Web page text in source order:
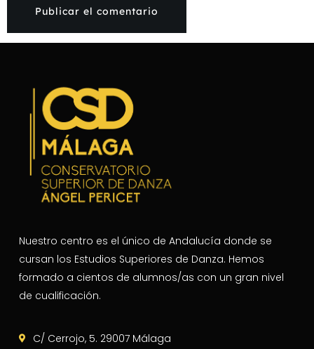
Nuestro centro es el único de Andalucía donde se
cursan los Estudios Superiores de Danza. Hemos
formado a cientos de alumnos/as con un gran nivel
de cualificación.
C/ Cerrojo, 5. 29007 Málaga